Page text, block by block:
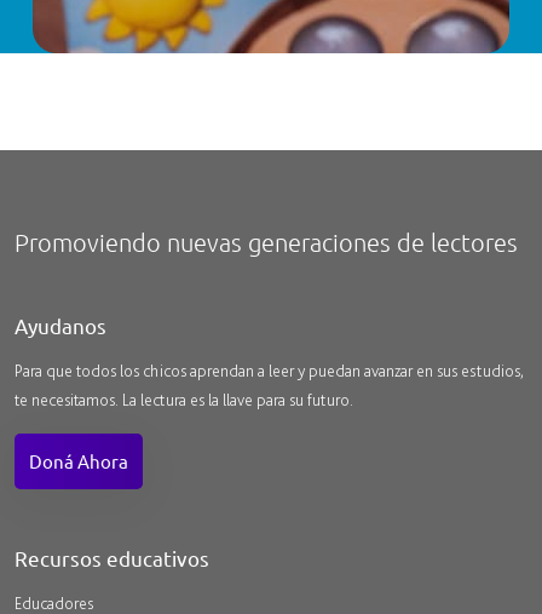
Promoviendo nuevas generaciones de lectores
Ayudanos
Para que todos los chicos aprendan a leer y puedan avanzar en sus estudios,
te necesitamos. La lectura es la llave para su futuro.
Doná Ahora
Recursos educativos
Educadores